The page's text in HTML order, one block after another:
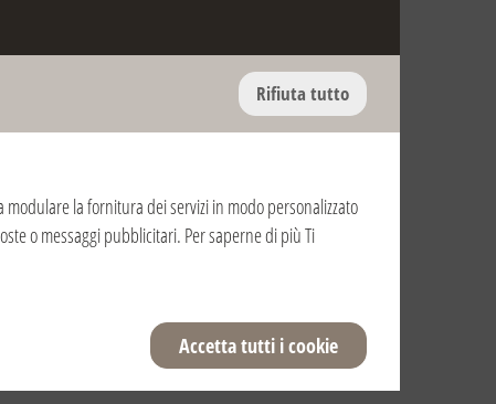
21 dicembre e si snoderà per le vie del
Rifiuta tutto
la fornitura dei servizi in modo personalizzato
o messaggi pubblicitari. Per saperne di più Ti
Accetta tutti i cookie